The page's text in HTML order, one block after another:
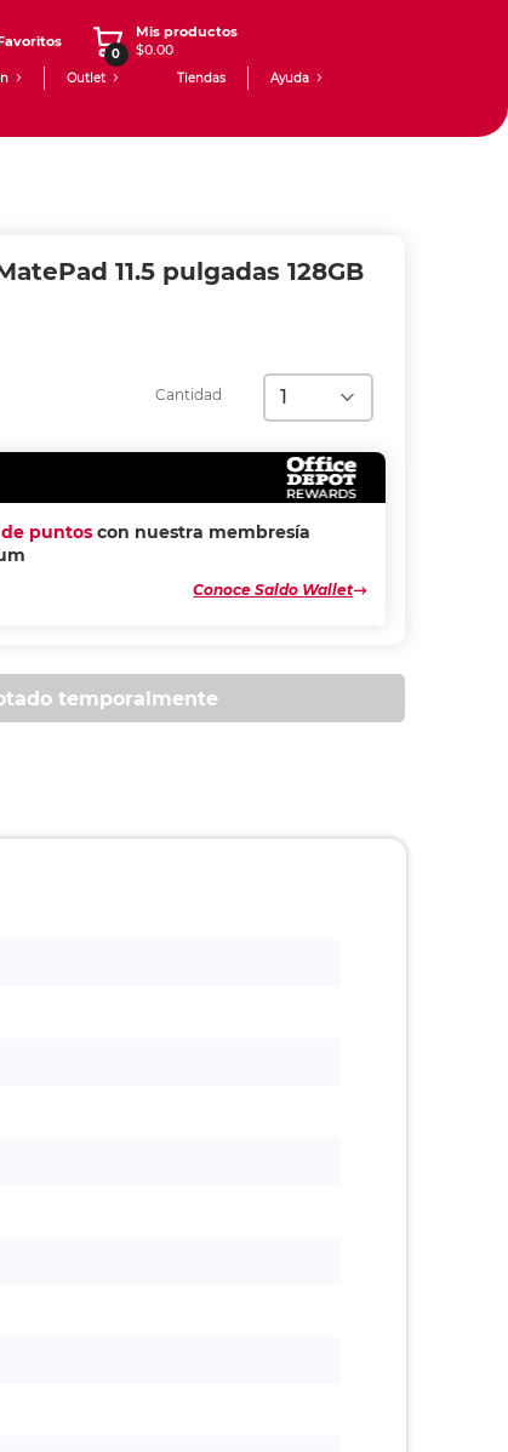
0
Mis productos
$0.00
Outlet Tiendas Ayuda
11.5 pulgadas 128GB
Cantidad
puntos con nuestra membresía
Conoce Saldo Wallet
temporalmente